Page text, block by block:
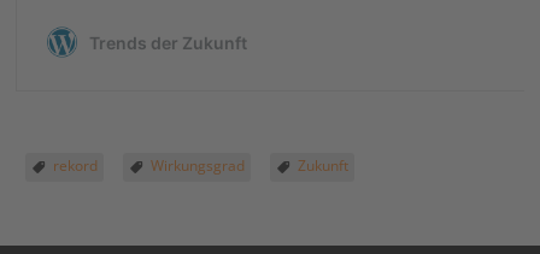
rekord Wirkungsgrad Zukunft